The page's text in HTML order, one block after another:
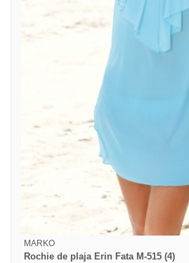
MARKO
Rochie de plaja Erin Fata M-515 (4)